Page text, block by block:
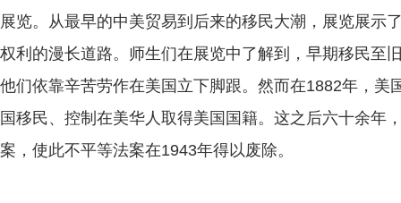
展览。从最早的中美贸易到后来的移民大潮，展览展示
权利的漫长道路。师生们在展览中了解到，早期移民至
他们依靠辛苦劳作在美国立下脚跟。然而在1882年，美
国移民、控制在美华人取得美国国籍。这之后六十余年
案，使此不平等法案在1943年得以废除。